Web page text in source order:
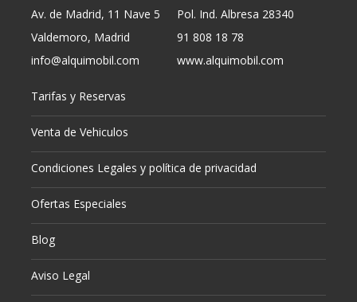
Av. de Madrid, 11 Nave 5
Pol. Ind. Albresa 28340
Valdemoro, Madrid
91 808 18 78
info@alquimobil.com
www.alquimobil.com
Tarifas y Reservas
Venta de Vehiculos
Condiciones Legales y política de privacidad
Ofertas Especiales
Blog
Aviso Legal